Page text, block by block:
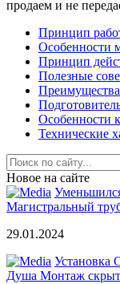
продаем и не
Принцип
Особенности
Принцип
Полезные
Особенности
Технические
Новое на сайте
Магистральный
29.01.2024
Установка
Душа Монтаж